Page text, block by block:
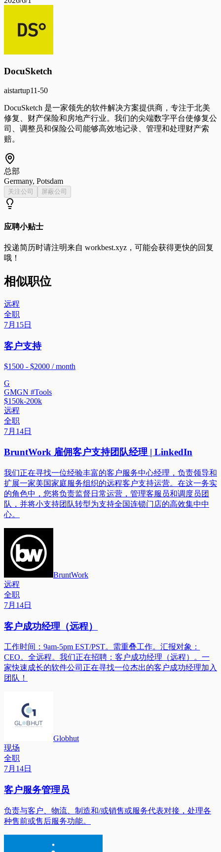
DocuSketch
aistartup11-50
DocuSketch 是一家领先的软件解决方案提供商，专注于北美
修复、财产保险和房地产行业。我们的尖端数字平台使修复公
司、调整员和保险公司能够高效地记录、管理和处理财产索
赔。
总部
Germany, Potsdam
关注公司 屏蔽公司
应聘小贴士
投递简历时请注明来自 workbest.xyz ，可能会获得更快的回复
哦！
相似职位
远程
全职
7月15日
客户支持
$1500 - $2000 / month
G
GMGN #Tools
$150k-200k
远程
全职
7月14日
BruntWork 雇佣客户支持团队经理 | LinkedIn
我们正在寻找一位经验丰富的客户服务中心经理，负责领导和
扩展一家美国家庭服务组织的远程客户支持运营。在这一务实
的角色中，您将负责监督日常运营，管理客服员和调度员团
队，并将小支持团队转型为支持全国连锁门店的高效集中中
心。
BruntWork
远程
全职
7月14日
客户成功经理（远程）
工作时间：9am-5pm EST/PST。需重叠工作。汇报对象：
CEO。全远程。我们正在招聘：客户成功经理（远程）。一
家快速成长的软件公司正在寻找一位杰出的客户成功经理加入
团队！
Globhut
现场
全职
7月14日
客户服务管理员
负责与客户、物流、制造和/或销售或服务代表对接，处理各
种售前或售后服务功能。